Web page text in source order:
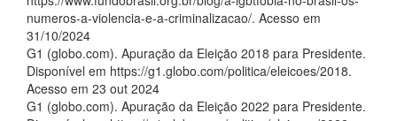
numeros-a-violencia-e-a-criminalizacao/. Acesso em
31/10/2024
G1 (globo.com). Apuração da Eleição 2018 para Presidente.
Disponível em https://g1.globo.com/politica/eleicoes/2018.
Acesso em 23 out 2024
G1 (globo.com). Apuração da Eleição 2022 para Presidente.